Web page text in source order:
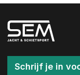
Schrijf je in